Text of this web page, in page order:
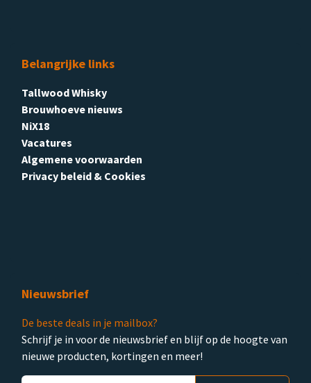
Belangrijke links
Tallwood Whisky
Brouwhoeve nieuws
NiX18
Vacatures
Algemene voorwaarden
Privacy beleid & Cookies
Nieuwsbrief
De beste deals in je mailbox?
Schrijf je in voor de nieuwsbrief en blijf op de hoogte van
nieuwe producten, kortingen en meer!